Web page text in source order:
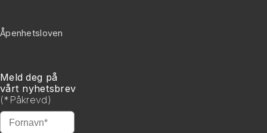
Meld deg på
vårt nyhetsbrev
(* Påkrevd)
Fornavn*
Åpenhetsloven